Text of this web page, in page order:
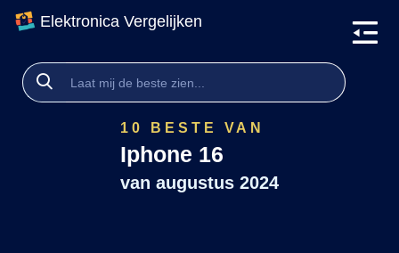
Elektronica Vergelijken
10 BESTE VAN
Iphone 16
van augustus 2024